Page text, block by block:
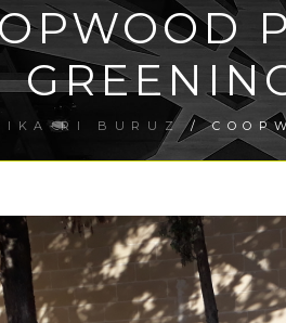
RI BURUZ /